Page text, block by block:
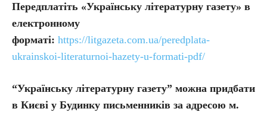
Передплатіть «Українську літературну газету» в
електронному
форматі: https://litgazeta.com.ua/peredplata-
ukrainskoi-literaturnoi-hazety-u-formati-pdf/
“Українську літературну газету” можна придбати
в Києві у Будинку письменників за адресою м.